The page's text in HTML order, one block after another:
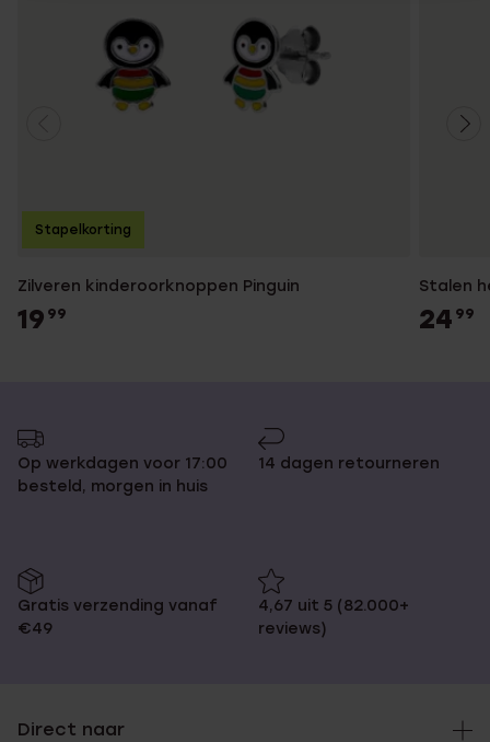
Zilveren kinderoorknoppen Pinguin
19 99
Stapelkorting
Stalen
24 99
Op werkdagen voor 17:00
besteld, morgen in huis
14 dagen retourneren
Gratis verzending vanaf
€49
4,67 uit 5 (82.000+
reviews)
Direct naar